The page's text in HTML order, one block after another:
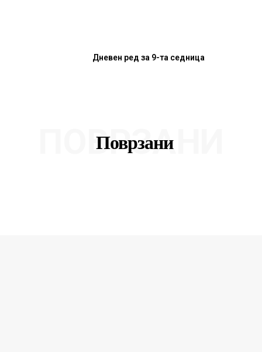
Дневен ред за 9-та седница
Поврзани
ПОВРЗАНИ